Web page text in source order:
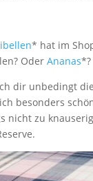
* hat im
OderAnanas*?
dir unbedingt
besonders
nicht zu